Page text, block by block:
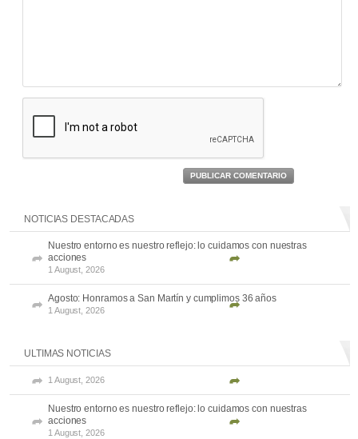
PUBLICAR COMENTARIO
NOTICIAS DESTACADAS
Nuestro entorno es nuestro reflejo: lo cuidamos con nuestras
acciones
1 August, 2026
Agosto: Honramos a San Martín y cumplimos 36 años
1 August, 2026
ULTIMAS NOTICIAS
1 August, 2026
Nuestro entorno es nuestro reflejo: lo cuidamos con nuestras
acciones
1 August, 2026